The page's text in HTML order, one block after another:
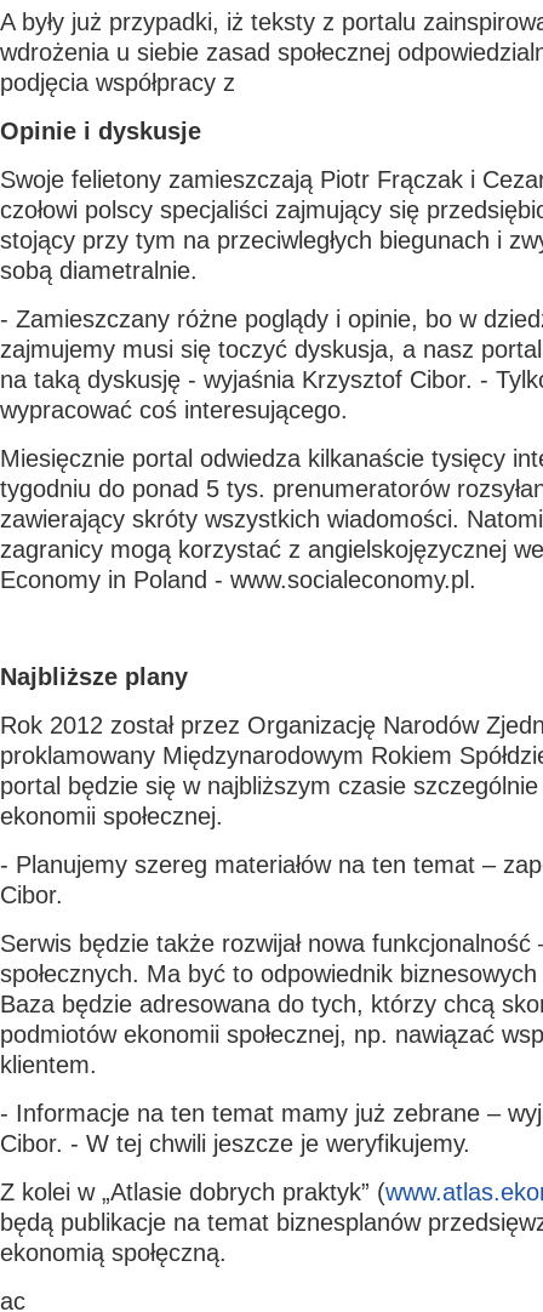
A były już przypadki, iż teksty z portalu
wdrożenia u siebie zasad społecznej
podjęcia współpracy z
Opinie i dyskusje
Swoje felietony zamieszczają Piotr Frączak i
czołowi polscy specjaliści zajmujący się
stojący przy tym na przeciwległych biegunach i
sobą diametralnie.
- Zamieszczany różne poglądy i opinie, bo w
zajmujemy musi się toczyć dyskusja, a nasz
na taką dyskusję - wyjaśnia Krzysztof Cibor. -
wypracować coś interesującego.
Miesięcznie portal odwiedza kilkanaście tysięcy
tygodniu do ponad 5 tys. prenumeratorów
zawierający skróty wszystkich wiadomości.
zagranicy mogą korzystać z angielskojęzycznej
Economy in Poland - www.socialeconomy.pl.
Najbliższe plany
Rok 2012 został przez Organizację Narodów
proklamowany Międzynarodowym Rokiem
portal będzie się w najbliższym czasie
ekonomii społecznej.
- Planujemy szereg materiałów na ten temat –
Cibor.
Serwis będzie także rozwijał nowa
społecznych. Ma być to odpowiednik biznesowych
Baza będzie adresowana do tych, którzy chcą
podmiotów ekonomii społecznej, np. nawiązać
klientem.
- Informacje na ten temat mamy już zebrane –
Cibor. - W tej chwili jeszcze je weryfikujemy.
Z kolei w „Atlasie dobrych praktyk” (
będą publikacje na temat biznesplanów
ekonomią społęczną.
ac